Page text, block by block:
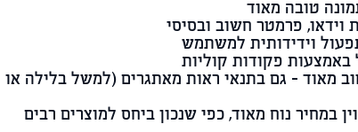
טובה מאוד
פרמטר חשוב ובסיסי
וידידותית למשתמש
פקודות קוליות
מאוד – גם בתנאי ראות מאתגרים (למשל בלילה או
במחיר נוח מאוד, כפי שנכון ביחס למוצרים רבים